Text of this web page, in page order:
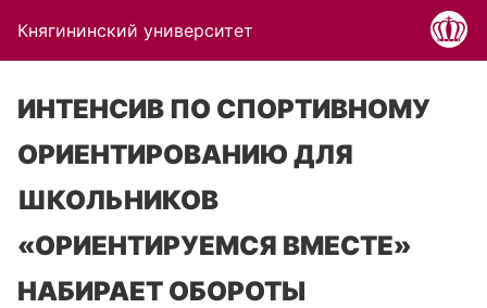
Княгининский университет
ИНТЕНСИВ ПО СПОРТИВНОМУ
ОРИЕНТИРОВАНИЮ ДЛЯ
ШКОЛЬНИКОВ
«ОРИЕНТИРУЕМСЯ ВМЕСТЕ»
НАБИРАЕТ ОБОРОТЫ